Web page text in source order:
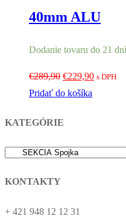
40mm ALU
Dodanie tovaru do 21 dní
€289,90 Pôvodná
cena
€289,90.
€229,90Aktuálna
s DPH
Pridať do košíka
KATEGÓRIE
KONTAKTY
+ 421 948 12 12 31